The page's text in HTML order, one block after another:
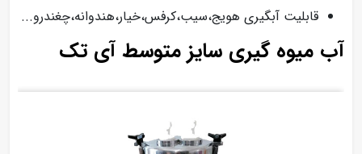
قابلیت آبگیری هویج،سیب،کرفس،خیار،هندوانه،چغندرو...
آب میوه گیری سایز متوسط آی تک